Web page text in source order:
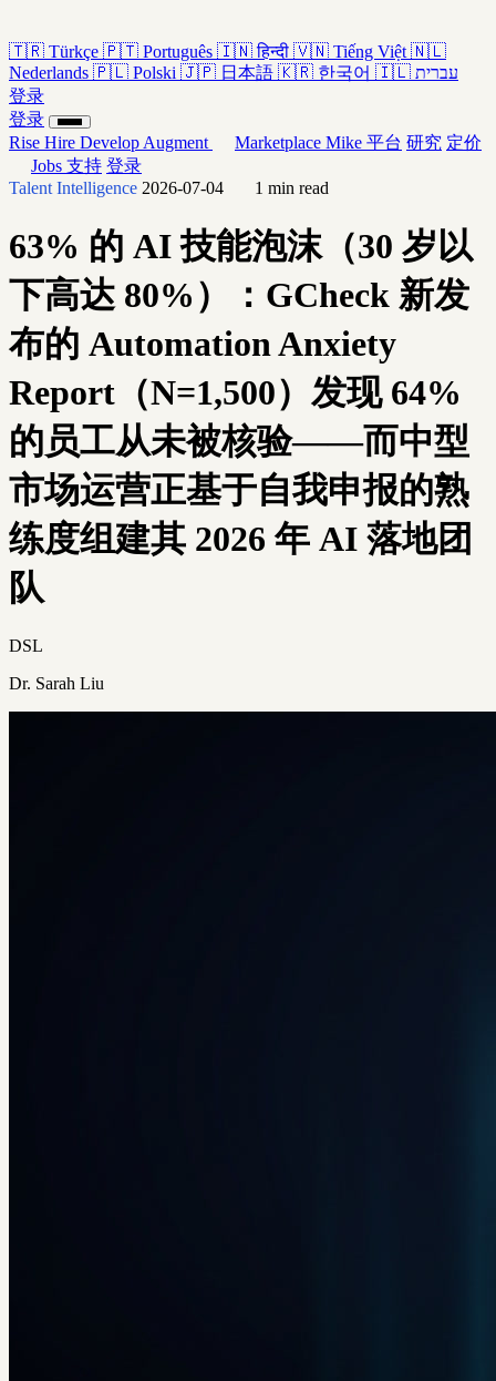
🇹🇷 Türkçe 🇵🇹 Português 🇮🇳 हिन्दी 🇻🇳 Tiếng Việt 🇳🇱
Nederlands 🇵🇱 Polski 🇯🇵 日本語 🇰🇷 한국어 🇮🇱 עברית
登录
登录
Rise Hire Develop Augment Marketplace Mike 平台 研究 定价
Jobs 支持 登录
Talent Intelligence 2026-07-04 1 min read
63% 的 AI 技能泡沫（30 岁以
下高达 80%）：GCheck 新发
布的 Automation Anxiety
Report（N=1,500）发现 64%
的员工从未被核验——而中型
市场运营正基于自我申报的熟
练度组建其 2026 年 AI 落地团
队
DSL
Dr. Sarah Liu